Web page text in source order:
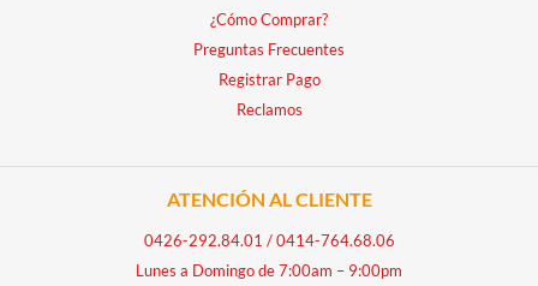
¿Cómo Comprar?
Preguntas Frecuentes
Registrar Pago
Reclamos
ATENCIÓN AL CLIENTE
0426-292.84.01 /0414-764.68.06
Lunes a Domingo de 7:00am – 9:00pm